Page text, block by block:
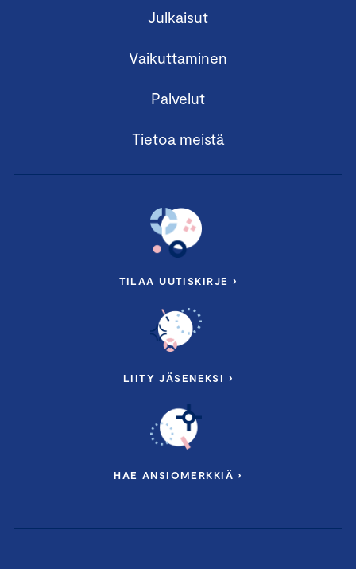
Julkaisut
Vaikuttaminen
Palvelut
Tietoa meistä
TILAA UUTISKIRJE ›
LIITY JÄSENEKSI ›
HAE ANSIOMERKKIÄ ›